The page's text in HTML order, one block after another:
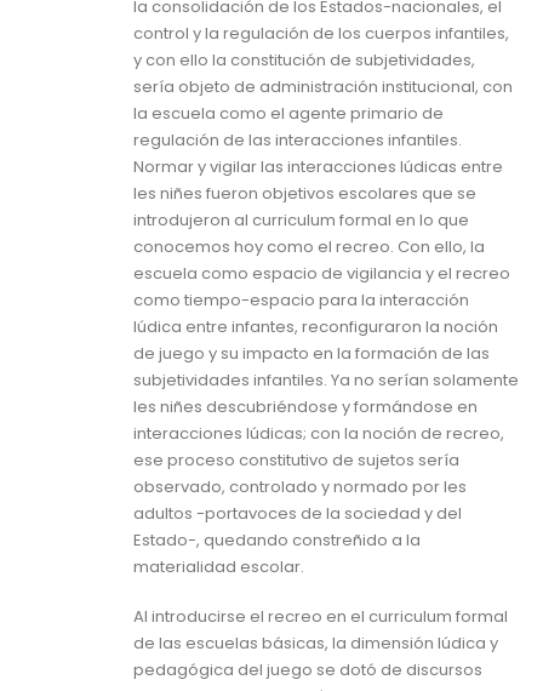
la consolidación de los Estados-nacionales, el
control y la regulación de los cuerpos infantiles,
y con ello la constitución de subjetividades,
sería objeto de administración institucional, con
la escuela como el agente primario de
regulación de las interacciones infantiles.
Normar y vigilar las interacciones lúdicas entre
les niñes fueron objetivos escolares que se
introdujeron al curriculum formal en lo que
conocemos hoy como el recreo. Con ello, la
escuela como espacio de vigilancia y el recreo
como tiempo-espacio para la interacción
lúdica entre infantes, reconfiguraron la noción
de juego y su impacto en la formación de las
subjetividades infantiles. Ya no serían solamente
les niñes descubriéndose y formándose en
interacciones lúdicas; con la noción de recreo,
ese proceso constitutivo de sujetos sería
observado, controlado y normado por les
adultos -portavoces de la sociedad y del
Estado-, quedando constreñido a la
materialidad escolar.
Al introducirse el recreo en el curriculum formal
de las escuelas básicas, la dimensión lúdica y
pedagógica del juego se dotó de discursos